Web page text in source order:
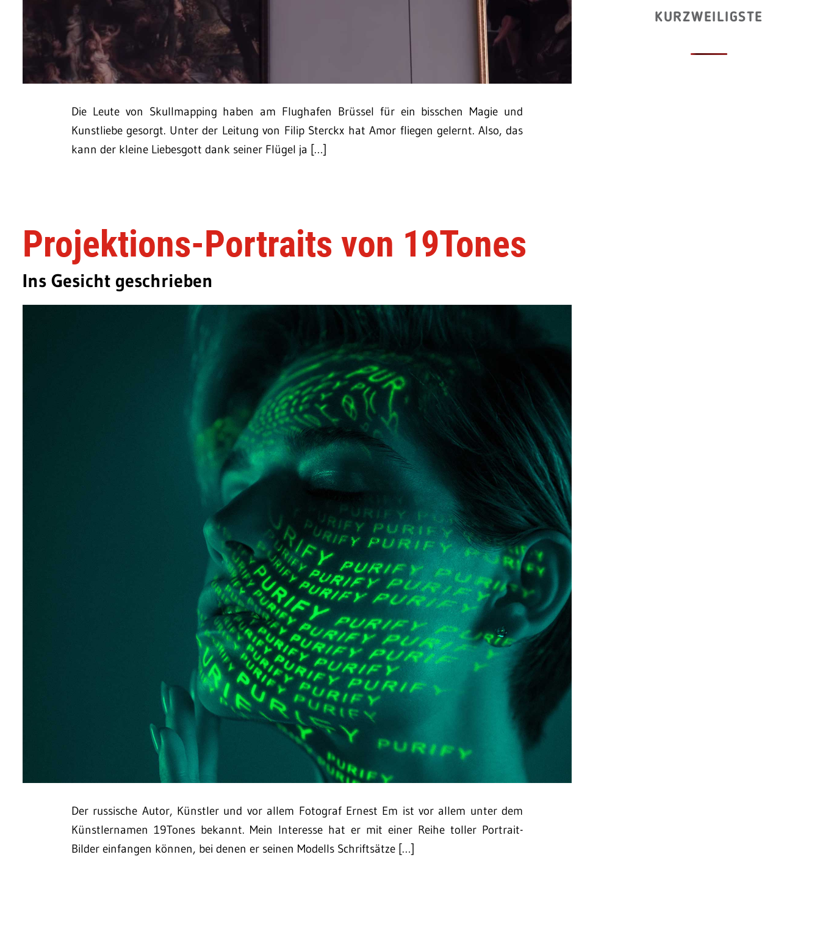
Die Leute von Skullmapping haben am Flughafen Brüssel für ein bisschen Magie und
Kunstliebe gesorgt. Unter der Leitung von Filip Sterckx hat Amor fliegen gelernt. Also, das
kann der kleine Liebesgott dank seiner Flügel ja […]
Projektions-Portraits von 19Tones
Ins Gesicht geschrieben
Der russische Autor, Künstler und vor allem Fotograf Ernest Em ist vor allem unter dem
Künstlernamen 19Tones bekannt. Mein Interesse hat er mit einer Reihe toller Portrait-
Bilder einfangen können, bei denen er seinen Modells Schriftsätze […]
KURZWEILIGSTE